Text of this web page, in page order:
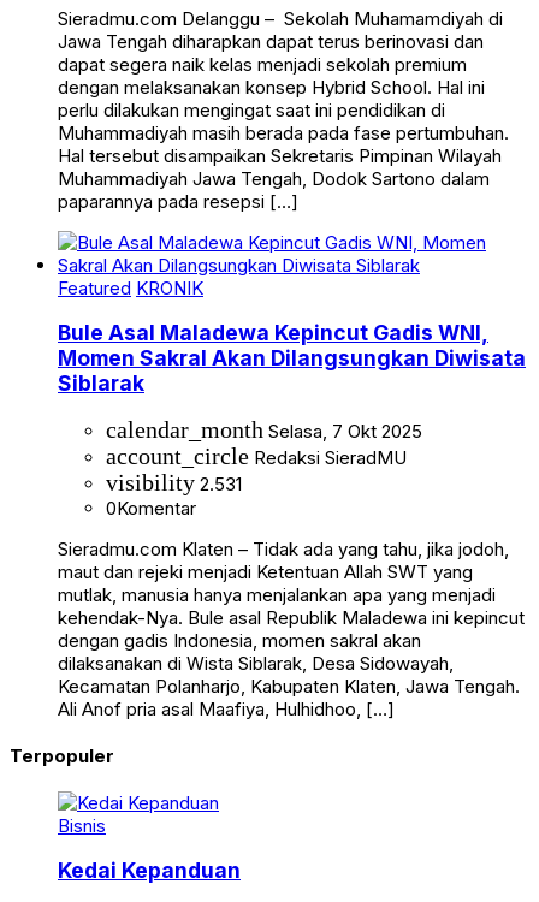
Sieradmu.com Delanggu – Sekolah Muhamamdiyah di
Jawa Tengah diharapkan dapat terus berinovasi dan
dapat segera naik kelas menjadi sekolah premium
dengan melaksanakan konsep Hybrid School. Hal ini
perlu dilakukan mengingat saat ini pendidikan di
Muhammadiyah masih berada pada fase pertumbuhan.
Hal tersebut disampaikan Sekretaris Pimpinan Wilayah
Muhammadiyah Jawa Tengah, Dodok Sartono dalam
paparannya pada resepsi […]
Featured KRONIK
Bule Asal Maladewa Kepincut Gadis WNI,
Momen Sakral Akan Dilangsungkan Diwisata
Siblarak
calendar_month Selasa, 7 Okt 2025
account_circle Redaksi SieradMU
visibility 2.531
0Komentar
Sieradmu.com Klaten – Tidak ada yang tahu, jika jodoh,
maut dan rejeki menjadi Ketentuan Allah SWT yang
mutlak, manusia hanya menjalankan apa yang menjadi
kehendak-Nya. Bule asal Republik Maladewa ini kepincut
dengan gadis Indonesia, momen sakral akan
dilaksanakan di Wista Siblarak, Desa Sidowayah,
Kecamatan Polanharjo, Kabupaten Klaten, Jawa Tengah.
Ali Anof pria asal Maafiya, Hulhidhoo, […]
Terpopuler
Bisnis
Kedai Kepanduan